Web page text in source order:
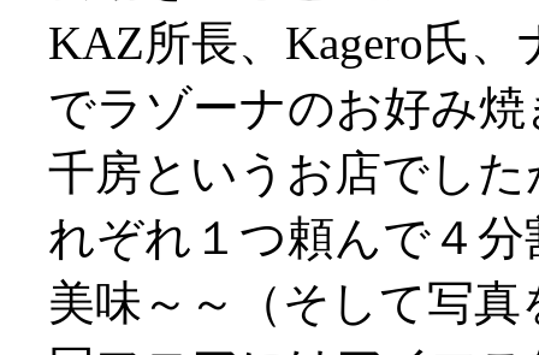
KAZ所長、Kagero氏
でラゾーナのお好み
千房というお店でし
れぞれ１つ頼んで４
美味～～（そして写